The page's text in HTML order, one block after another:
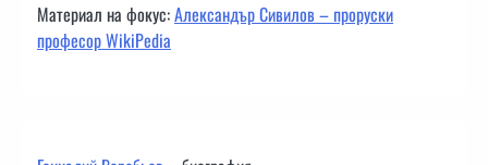
Материал на фокус:Александър Сивилов – проруски
професор WikiPedia